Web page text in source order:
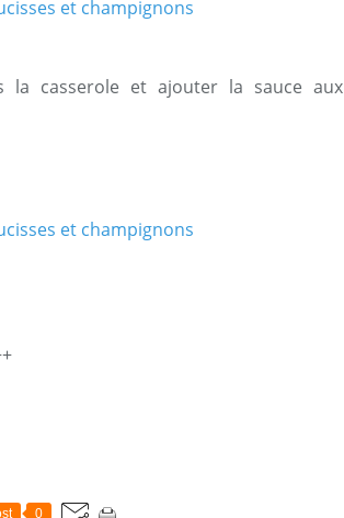
la casserole et ajouter la sauce aux
0